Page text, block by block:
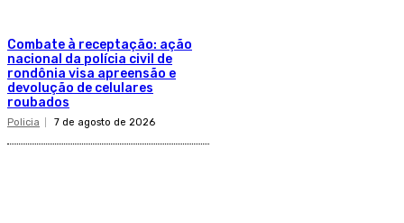
Combate à receptação: ação
nacional da polícia civil de
rondônia visa apreensão e
devolução de celulares
roubados
Policia 7 de agosto de 2026